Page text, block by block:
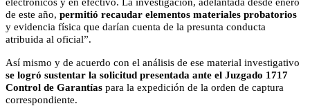
de este año, permitió recaudar elementos materiales probatorios
y evidencia física que darían cuenta de la presunta conducta
atribuida al oficial”.
Así mismo y de acuerdo con el análisis de ese material investigativo
se logró sustentar la solicitud presentada ante el Juzgado 1717
Control de Garantías para la expedición de la orden de captura
correspondiente.